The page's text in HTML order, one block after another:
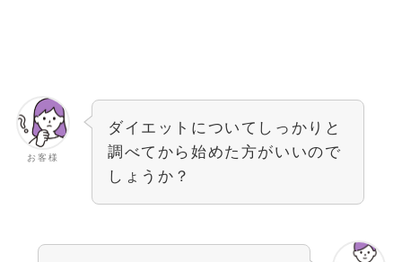
お客様
ダイエットについてしっかりと
調べてから始めた方がいいので
しょうか？